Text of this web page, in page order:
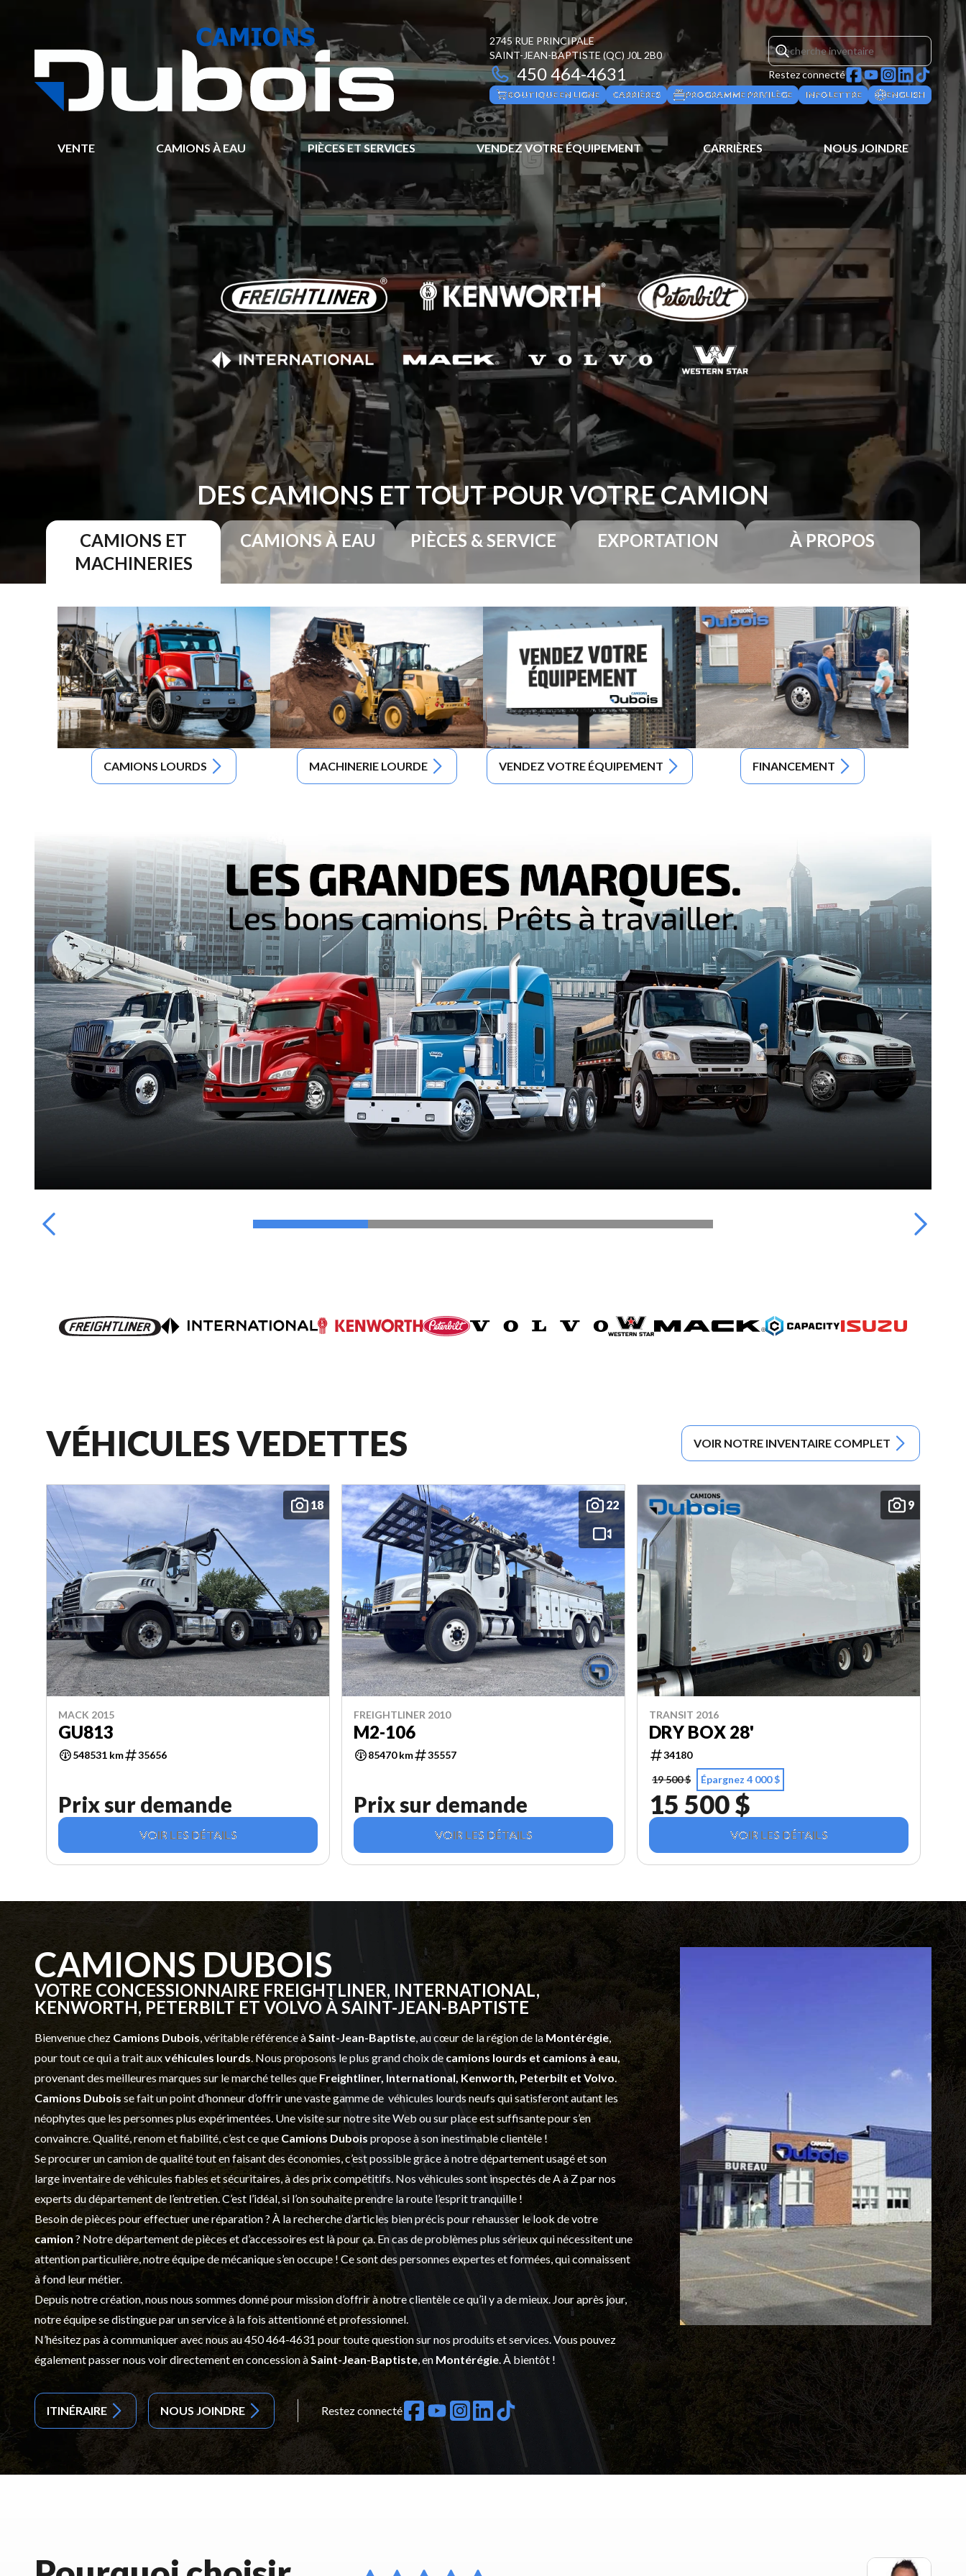
2745 RUE PRINCIPALE
SAINT-JEAN-BAPTISTE(QC) J0L 2B0
450 464-4631 Restez connecté
BOUTIQUE EN LIGNE CARRIÈRES PROGRAMME PRIVILÈGE INFOLETTRE ENGLISH
VENTE CAMIONS À EAU PIÈCES ET SERVICES VENDEZ VOTRE ÉQUIPEMENT CARRIÈRES NOUS JOINDRE
DES CAMIONS ET TOUT POUR VOTRE CAMION
CAMIONS ET
MACHINERIES
CAMIONS À EAU PIÈCES & SERVICE EXPORTATION À PROPOS
CAMIONS LOURDS MACHINERIE LOURDE VENDEZ VOTRE ÉQUIPEMENT FINANCEMENT
VÉHICULES VEDETTES VOIR NOTRE INVENTAIRE COMPLET
18
MACK 2015
GU813
548531 km 35656
Prix sur demande
VOIR LES DÉTAILS
22
FREIGHTLINER 2010
M2-106
85470 km 35557
Prix sur demande
VOIR LES DÉTAILS
9
TRANSIT 2016
DRY BOX 28'
34180
19 500 $
Épargnez 4 000 $
15 500 $
VOIR LES DÉTAILS
CAMIONS DUBOIS
VOTRE CONCESSIONNAIRE FREIGHTLINER, INTERNATIONAL,
KENWORTH, PETERBILT ET VOLVO À SAINT-JEAN-BAPTISTE
Bienvenue chez Camions Dubois, véritable référence àSaint-Jean-Baptiste, au cœur de la région de la Montérégie,
pour tout ce qui a trait auxvéhicules lourds. Nous proposons le plus grand choix de camions lourds et camions à eau,
provenant des meilleures marques sur le marché telles que Freightliner, International, Kenworth, Peterbilt et Volvo.
Camions Dubois se fait un point d’honneur d’offrir une vaste gamme de véhicules lourds neufsqui satisferont autant les
néophytes que les personnes plus expérimentées. Une visite sur notre site Web ou sur place est suffisante pour s’en
convaincre. Qualité, renom et fiabilité, c’est ce que Camions Dubois propose à son inestimable clientèle !
Se procurer un camion de qualité tout en faisant des économies, c’est possible grâce à notredépartement usagéet son
large inventaire de véhicules fiables et sécuritaires, à des prix compétitifs. Nos véhicules sont inspectés de A à Z par nos
experts du département de l’entretien. C’est l’idéal, si l’on souhaite prendre la route l’esprit tranquille !
Besoin de pièces pour effectuer une réparation ? À la recherche d’articles bien précis pour rehausser le look de votre
camion ? Notre département depièces et d’accessoires est là pour ça. En cas de problèmes plus sérieux qui nécessitent une
attention particulière, notre équipe de mécanique s’en occupe ! Ce sont des personnes expertes et formées, qui connaissent
à fond leur métier.
Depuis notre création, nous nous sommes donné pour mission d’offrir à notre clientèle ce qu’il y a de mieux. Jour après jour,
notre équipe se distingue par un service à la fois attentionné et professionnel.
N’hésitez pas à communiquer avec nous au450 464-4631 pour toute question sur nos produits et services. Vous pouvez
également passer nous voir directement en concession àSaint-Jean-Baptiste, en Montérégie. À bientôt !
ITINÉRAIRE NOUS JOINDRE Restez connecté